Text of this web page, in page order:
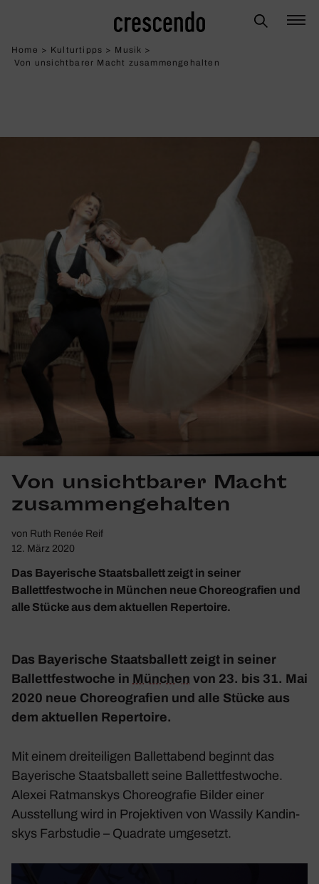
Home > Kulturtipps > Musik >
Von unsicht­barer Macht zusam­men­ge­halten
Von unsicht­barer Macht
zusam­men­ge­halten
von Ruth Renée Reif
12. März 2020
Das Bayerische Staatsballett zeigt in seiner
Ballettfestwoche in München neue Choreografien und
alle Stücke aus dem aktuellen Repertoire.
Das Baye­ri­sche Staats­bal­lett zeigt in seiner
Ballett­fest­woche in München von 23. bis 31. Mai
2020 neue Choreo­gra­fien und alle Stücke aus
dem aktu­ellen Reper­toire.
Mit einem drei­tei­ligen Ballett­abend beginnt das
Baye­ri­sche Staats­bal­lett seine Ballett­fest­woche.
Alexei Ratman­skys Choreo­grafie Bilder einer
Ausstel­lung wird in Projek­tiven von Wassily Kandin­
skys Farb­studie – Quadrate umge­setzt.